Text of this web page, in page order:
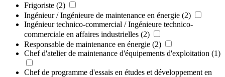
Frigoriste (2)
Ingénieur / Ingénieure de maintenance en énergie (2)
Ingénieur technico-commercial / Ingénieure technico-
commerciale en affaires industrielles (2)
Responsable de maintenance en énergie (2)
Chef d'atelier de maintenance d'équipements d'exploitation (1)
Chef de programme d'essais en études et développement en